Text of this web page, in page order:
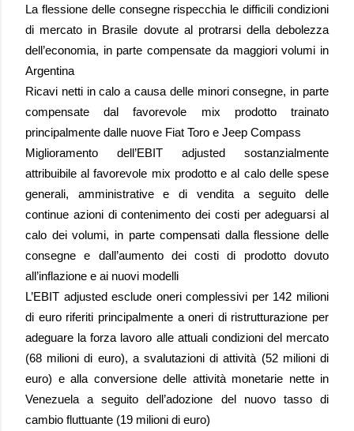
La flessione delle consegne rispecchia le difficili condizioni
di mercato in Brasile dovute al protrarsi della debolezza
dell’economia, in parte compensate da maggiori volumi in
Argentina
Ricavi netti in calo a causa delle minori consegne, in parte
compensate dal favorevole mix prodotto trainato
principalmente dalle nuove Fiat Toro e Jeep Compass
Miglioramento dell’EBIT adjusted sostanzialmente
attribuibile al favorevole mix prodotto e al calo delle spese
generali, amministrative e di vendita a seguito delle
continue azioni di contenimento dei costi per adeguarsi al
calo dei volumi, in parte compensati dalla flessione delle
consegne e dall’aumento dei costi di prodotto dovuto
all’inflazione e ai nuovi modelli
L’EBIT adjusted esclude oneri complessivi per 142 milioni
di euro riferiti principalmente a oneri di ristrutturazione per
adeguare la forza lavoro alle attuali condizioni del mercato
(68 milioni di euro), a svalutazioni di attività (52 milioni di
euro) e alla conversione delle attività monetarie nette in
Venezuela a seguito dell’adozione del nuovo tasso di
cambio fluttuante (19 milioni di euro)